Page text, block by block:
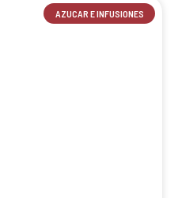
AZUCAR E INFUSIONES